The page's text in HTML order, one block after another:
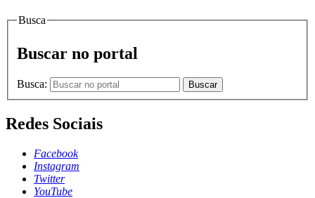
Busca
Buscar no portal
Busca: Buscar
Redes Sociais
Facebook
Instagram
Twitter
YouTube